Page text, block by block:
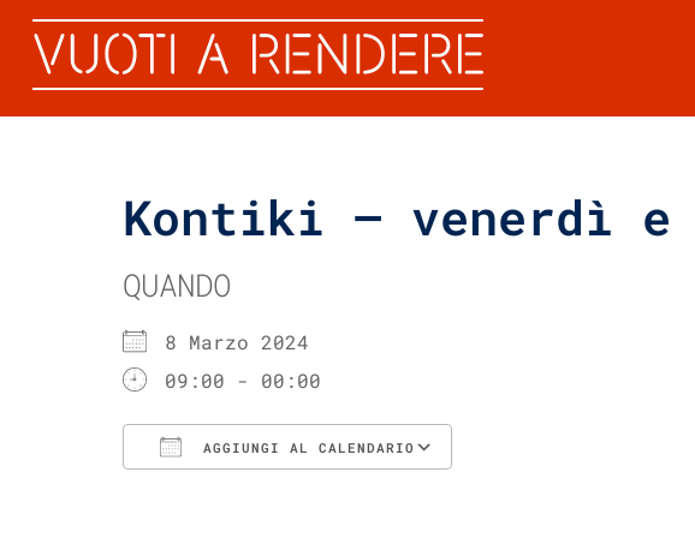
Kontiki – venerdì e
QUANDO
8 Marzo 2024
09:00 - 00:00
AGGIUNGI AL CALENDARIO